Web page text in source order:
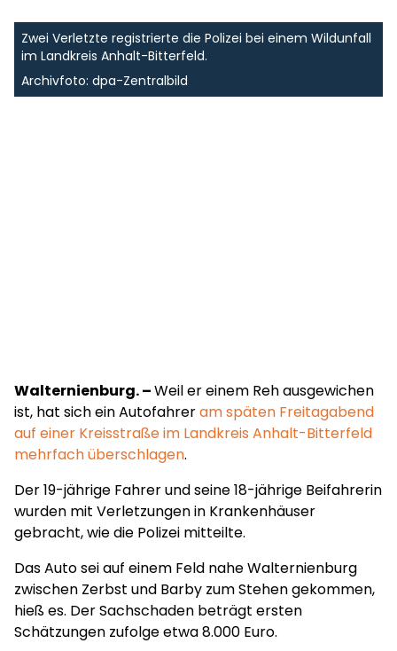
Zwei Verletzte registrierte die Polizei bei einem Wildunfall
im Landkreis Anhalt-Bitterfeld.
Archivfoto: dpa-Zentralbild
Walternienburg. –Weil er einem Reh ausgewichen
ist, hat sich ein Autofahreram späten Freitagabend
auf einer Kreisstraße im Landkreis Anhalt-Bitterfeld
mehrfach überschlagen.
Der 19-jährige Fahrer und seine 18-jährige Beifahrerin
wurden mit Verletzungen in Krankenhäuser
gebracht, wie die Polizei mitteilte.
Das Auto sei auf einem Feld nahe Walternienburg
zwischen Zerbst und Barby zum Stehen gekommen,
hieß es. Der Sachschaden beträgt ersten
Schätzungen zufolge etwa 8.000 Euro.